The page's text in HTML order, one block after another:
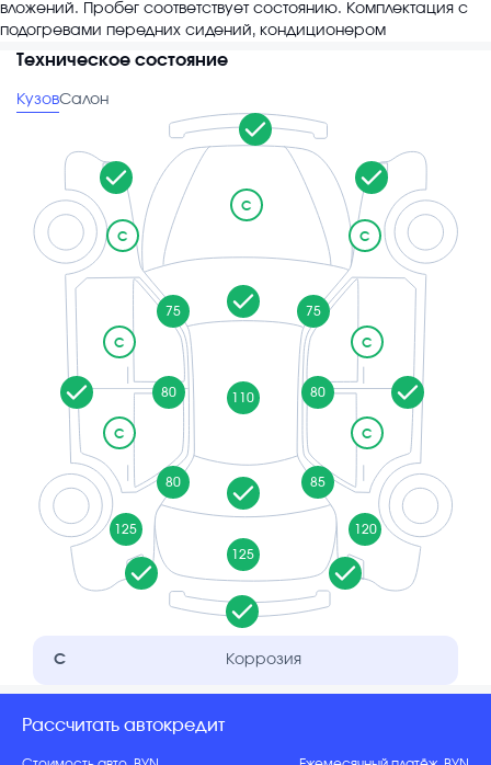
вложений. Пробег соответствует состоянию. Комплектация с
подогревами передних сидений, кондиционером
Техническое состояние
КузовСалон
C
110
125
C
75
C
80
C
80
125
C
75
C
80
C
85
120
C Коррозия
Рассчитать автокредит